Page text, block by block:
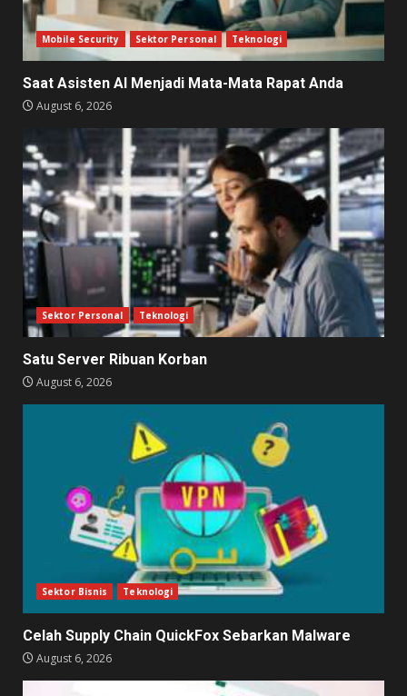
Mobile Security Sektor Personal Teknologi
Saat Asisten AI Menjadi Mata-Mata Rapat Anda
August 6, 2026
Sektor Personal Teknologi
Satu Server Ribuan Korban
August 6, 2026
Sektor Bisnis Teknologi
Celah Supply Chain QuickFox Sebarkan Malware
August 6, 2026